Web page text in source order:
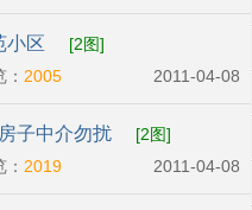
小区
[2图]
2005 2011-04-08
子中介勿扰
[2图]
2019 2011-04-08